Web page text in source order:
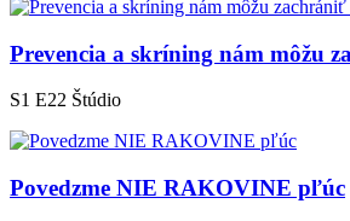
Prevencia a skríning nám môžu
S1 E22 Štúdio
Povedzme NIE RAKOVINE pľúc